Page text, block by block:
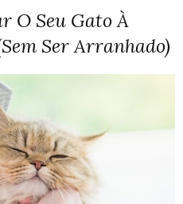
O Seu Gato À
Ser Arranhado)